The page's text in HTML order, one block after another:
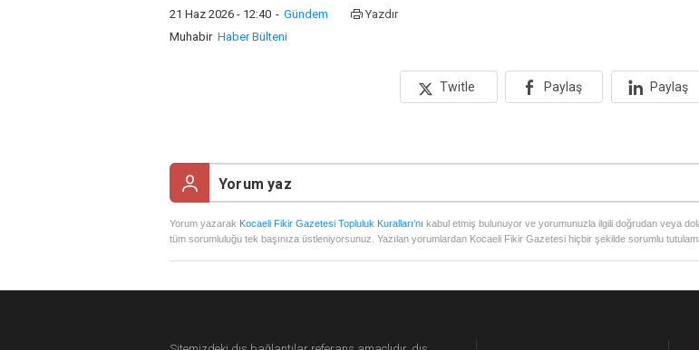
21 Haz 2026 - 12:40 - Gündem
Yazdır
Muhabir Haber Bülteni
Twitle Paylaş Paylaş
Yorum yazarak Kocaeli Fikir Gazetesi Topluluk Kuralları’nı kabul etmiş bulunuyor ve yorumunuzla ilgili doğrudan veya
tüm sorumluluğu tek başınıza üstleniyorsunuz. Yazılan yorumlardan Kocaeli Fikir Gazetesi hiçbir şekilde sorumlu